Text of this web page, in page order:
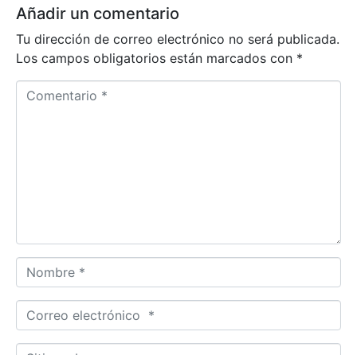
Añadir un comentario
Tu dirección de correo electrónico no será publicada.
Los campos obligatorios están marcados con *
i
o
o
m
r
o
r